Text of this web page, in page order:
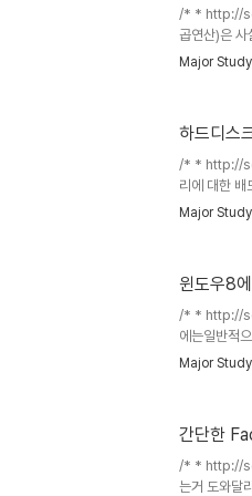
/* * http://
곱연산)은 사
로그래밍에
a4*b3
Major
하드디스
/* * http://
리에 대한 배
알수없는 오
정확한 위치
강화. - 그래
Major
윈도우8
/* * http://
에는일반적
편적입니다.
에 뜬다면 해
이름으로 프
Major
간단한
/* * http://
는거 도와달